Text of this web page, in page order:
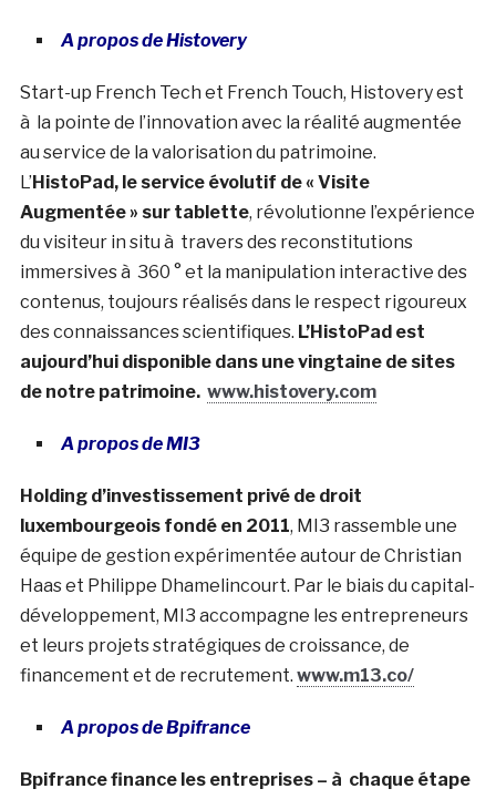
A propos de Histovery
Start-up French Tech et French Touch, Histovery est
à la pointe de l’innovation avec la réalité augmentée
au service de la valorisation du patrimoine.
L’HistoPad, le service évolutif de « Visite
Augmentée » sur tablette, révolutionne l’expérience
du visiteur in situ à travers des reconstitutions
immersives à 360 ° et la manipulation interactive des
contenus, toujours réalisés dans le respect rigoureux
des connaissances scientifiques. L’HistoPad est
aujourd’hui disponible dans une vingtaine de sites
de notre patrimoine. www.histovery.com
A propos de MI3
Holding d’investissement privé de droit
luxembourgeois fondé en 2011, MI3 rassemble une
équipe de gestion expérimentée autour de Christian
Haas et Philippe Dhamelincourt. Par le biais du capital-
développement, MI3 accompagne les entrepreneurs
et leurs projets stratégiques de croissance, de
financement et de recrutement. www.m13.co/
A propos de Bpifrance
Bpifrance finance les entreprises – à chaque étape